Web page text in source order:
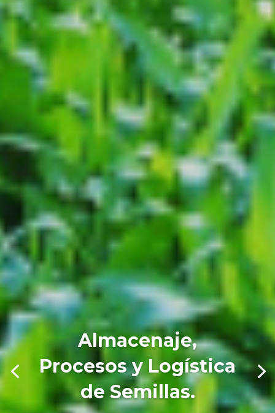
Almacenaje,
Procesos y Logística
de Semillas.